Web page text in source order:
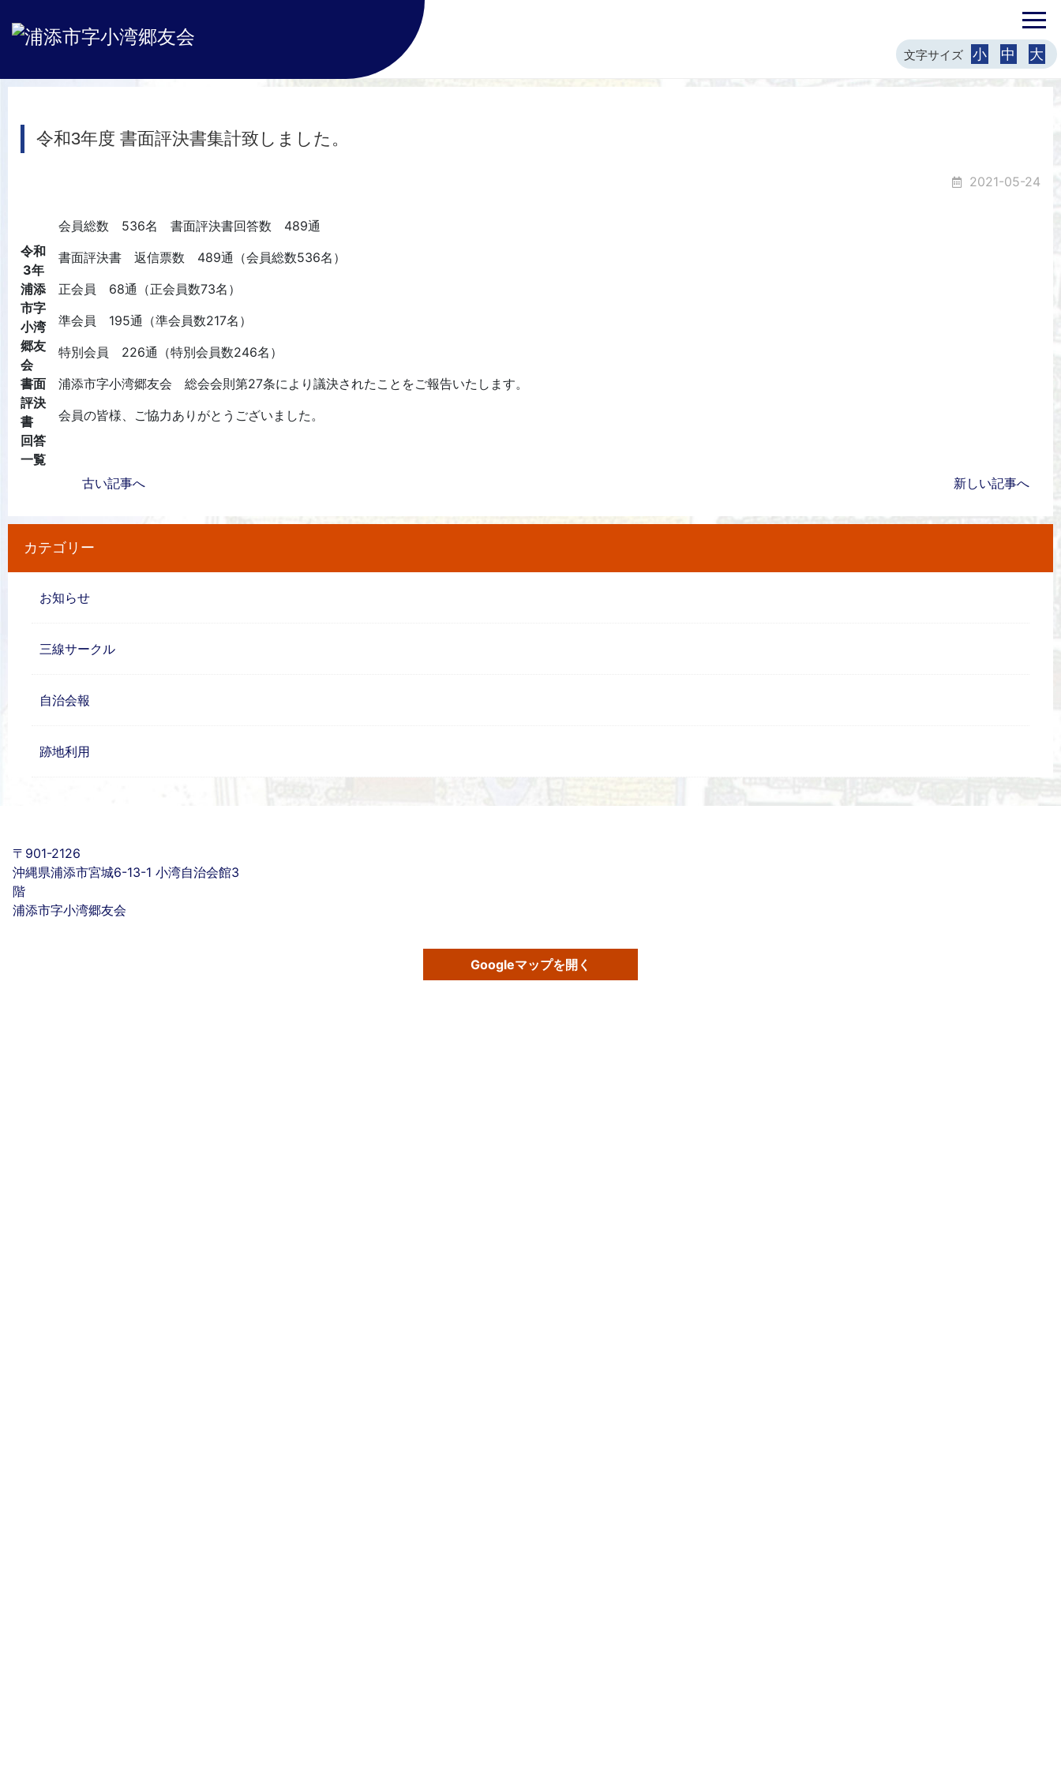
文字サイズ 小 中 大
令和3年度 書面評決書集計致しました。
2021-05-24
令和
3年
浦添
市字
小湾
郷友
会
書面
評決
書
回答
一覧
会員総数 536名 書面評決書回答数 489通
書面評決書 返信票数 489通（会員総数536名）
正会員 68通（正会員数73名）
準会員 195通（準会員数217名）
特別会員 226通（特別会員数246名）
浦添市字小湾郷友会 総会会則第27条により議決されたことをご報告いたします。
会員の皆様、ご協力ありがとうございました。
古い記事へ 新しい記事へ
カテゴリー
お知らせ
三線サークル
自治会報
跡地利用
〒901-2126
沖縄県浦添市宮城6-13-1 小湾自治会館3
階
浦添市字小湾郷友会
Googleマップを開く